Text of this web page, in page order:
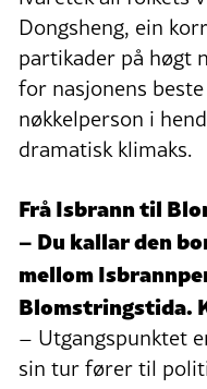
Dongsheng, ein
partikader på høgt
for nasjonens
nøkkelperson i
dramatisk klimaks.
Frå Isbrann til
– Du kallar den
mellom
Blomstringstida.
– Utgangspunktet
sin tur fører til